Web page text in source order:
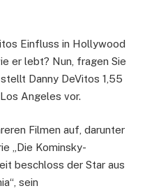
Einfluss in Hollywood
er lebt? Nun, fragen Sie
Danny DeVitos 1,55
Angeles vor.
Filmen auf, darunter
„Die Kominsky-
beschloss der Star aus
sein